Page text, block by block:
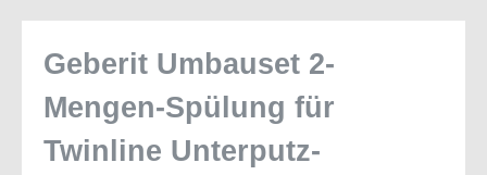
Geberit Umbauset 2-
Mengen-Spülung für
Twinline Unterputz-